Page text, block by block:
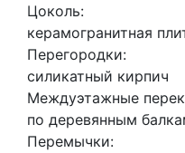
Цоколь:
керамогранитная
Перегородки:
силикатный кирпич
Междуэтажные
по деревянным
Перемычки: